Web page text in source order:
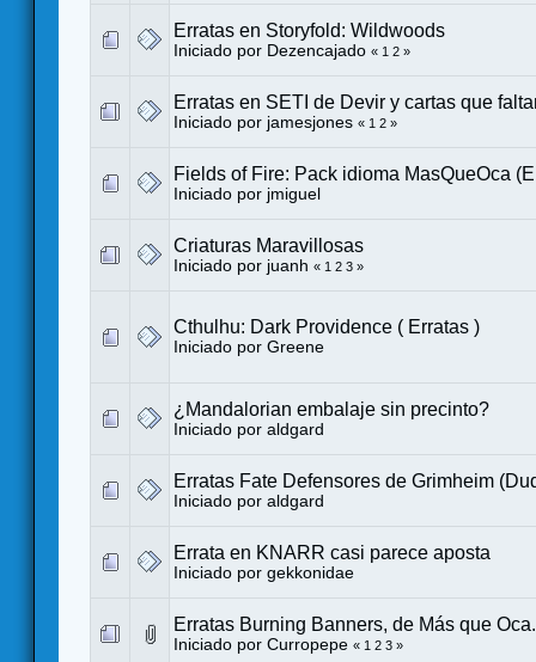
Erratas en Storyfold: Wildwoods
Iniciado por Dezencajado « 1 2 »
Erratas en SETI de Devir y cartas que
Iniciado por jamesjones « 1 2 »
Fields of Fire: Pack idioma MasQueOca
Iniciado por jmiguel
Criaturas Maravillosas
Iniciado por juanh « 1 2 3 »
Cthulhu: Dark Providence ( Erratas )
Iniciado por Greene
¿Mandalorian embalaje sin precinto?
Iniciado por aldgard
Erratas Fate Defensores de Grimheim
Iniciado por aldgard
Errata en KNARR casi parece aposta
Iniciado por gekkonidae
Erratas Burning Banners, de Más que Oca.
Iniciado por Curropepe « 1 2 3 »